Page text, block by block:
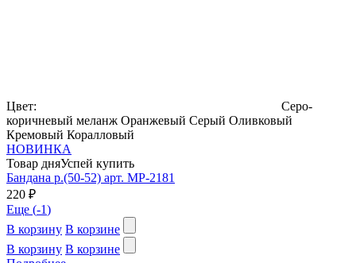
Цвет:
Серо-
коричневый меланж Оранжевый Серый Оливковый
Кремовый Коралловый
НОВИНКА
Товар дняУспей купить
Бандана р.(50-52) арт. MP-2181
220 ₽
Еще (-1)
В корзину В корзине
В корзину В корзине